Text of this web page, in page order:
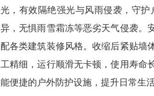
光，有效隔绝强光与风雨侵袭，守
异，无惧雨雪霜冻等恶劣天气侵袭。
配各类建筑装修风格。收缩后紧贴墙
工精细，运行顺滑无卡顿，使用寿命
能便捷的户外防护设施，提升日常生